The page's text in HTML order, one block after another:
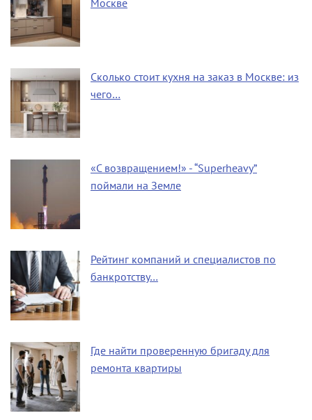
Москве
Сколько стоит кухня на заказ в Москве: из
чего…
«С возвращением!» - “Superheavy”
поймали на Земле
Рейтинг компаний и специалистов по
банкротству…
Где найти проверенную бригаду для
ремонта квартиры